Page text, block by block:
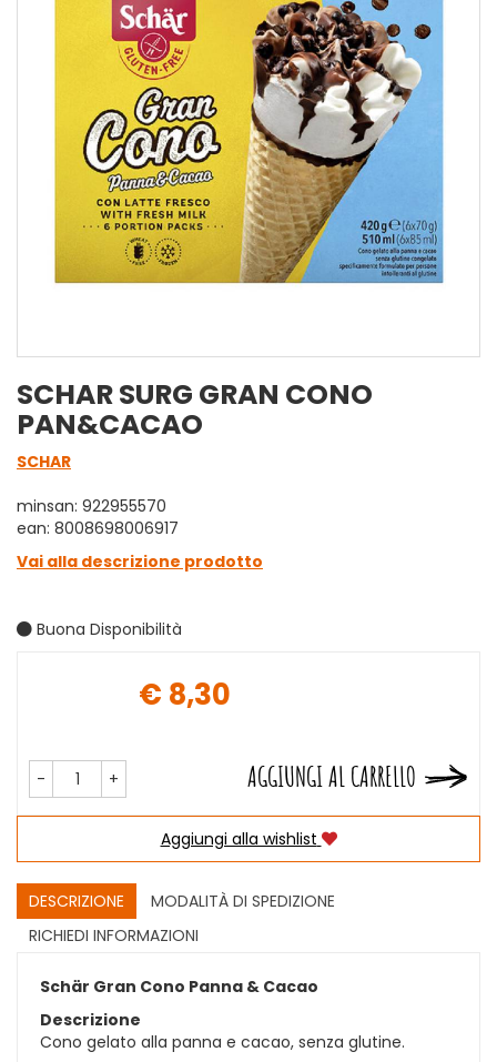
SCHAR SURG GRAN CONO
PAN&CACAO
SCHAR
minsan: 922955570
ean: 8008698006917
Vai alla descrizione prodotto
Buona Disponibilità
€ 8,30
- + AGGIUNGI AL CARRELLO
Aggiungi alla wishlist
DESCRIZIONE
MODALITÀ DI SPEDIZIONE
RICHIEDI INFORMAZIONI
Schär Gran Cono Panna & Cacao
Descrizione
Cono gelato alla panna e cacao, senza glutine.